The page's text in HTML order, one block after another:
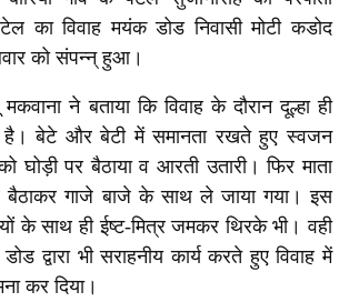
का विवाह मयंक डोड निवासी मोटी कडोद
को संपन्न् हुआ।
ने बताया कि विवाह के दौरान दूल्हा ही
है। बेटे और बेटी में समानता रखते हुए स्वजन
को घोड़ी पर बैठाया व आरती उतारी। फिर माता
बैठाकर गाजे बाजे के साथ ले जाया गया। इस
के साथ ही ईष्ट-मित्र जमकर थिरके भी। वही
द्वारा भी सराहनीय कार्य करते हुए विवाह में
कर दिया।